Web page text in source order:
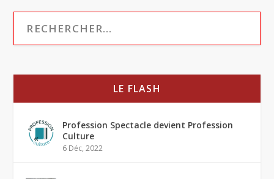
LE FLASH
Profession Spectacle devient Profession
Culture
6 Déc, 2022